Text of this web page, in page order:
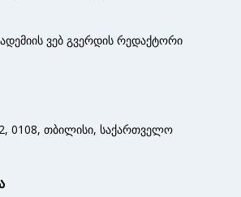
ვებ გვერდის რედაქტორი
0108, თბილისი, საქართველო